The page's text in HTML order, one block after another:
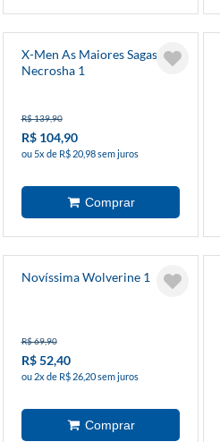
X-Men As Maiores Sagas -
Necrosha 1
R$ 139,90
R$ 104,90
ou 5x de R$ 20,98 sem juros
Novíssima Wolverine 1
R$ 69,90
R$ 52,40
ou 2x de R$ 26,20 sem juros